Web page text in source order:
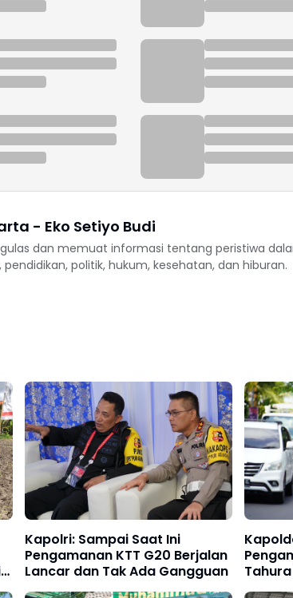
- Eko Setiyo Budi
dan memuat informasi tentang peristiwa
pendidikan, politik, hukum, kesehatan, dan hiburan.
Kapolri: Sampai Saat Ini
Pengamanan KTT G20 Berjalan
Lancar dan Tak Ada Gangguan